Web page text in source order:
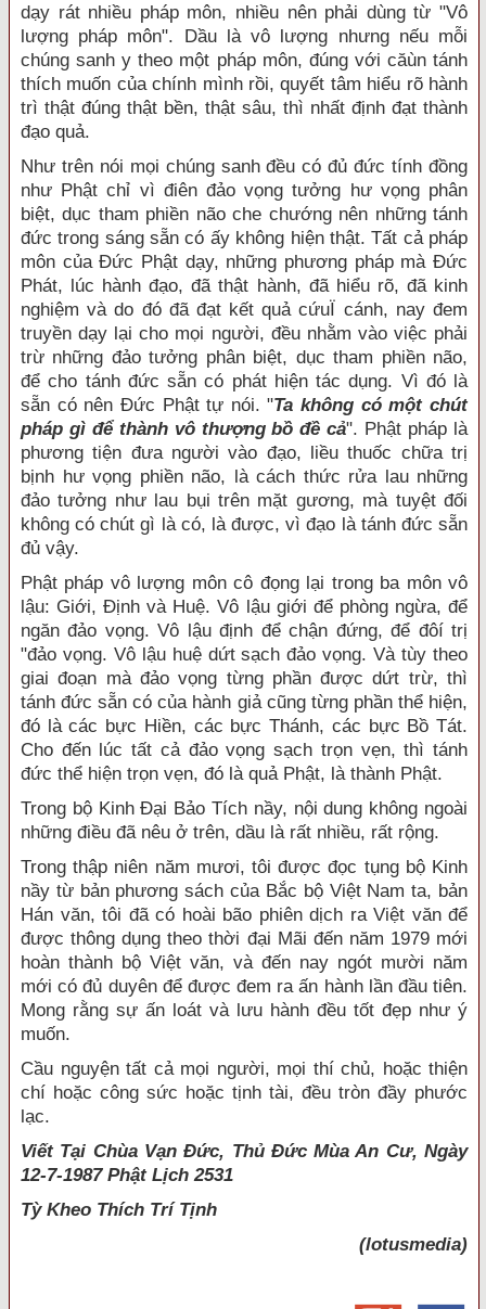
dạy rát nhiều pháp môn, nhiều nên phải dùng từ "Vô
lượng pháp môn". Dầu là vô lượng nhưng nếu mỗi
chúng sanh y theo một pháp môn, đúng với căùn tánh
thích muốn của chính mình rồi, quyết tâm hiểu rõ hành
trì thật đúng thật bền, thật sâu, thì nhất định đạt thành
đạo quả.
Như trên nói mọi chúng sanh đều có đủ đức tính đồng
như Phật chỉ vì điên đảo vọng tưởng hư vọng phân
biệt, dục tham phiền não che chướng nên những tánh
đức trong sáng sẵn có ấy không hiện thật. Tất cả pháp
môn của Đức Phật dạy, những phương pháp mà Đức
Phát, lúc hành đạo, đã thật hành, đã hiểu rõ, đã kinh
nghiệm và do đó đã đạt kết quả cứuÏ cánh, nay đem
truyền dạy lại cho mọi người, đều nhằm vào việc phải
trừ những đảo tưởng phân biệt, dục tham phiền não,
để cho tánh đức sẵn có phát hiện tác dụng. Vì đó là
sẵn có nên Đức Phật tự nói. "Ta không có một chút
pháp gì để thành vô thượng bồ đề cả". Phật pháp là
phương tiện đưa người vào đạo, liều thuốc chữa trị
bịnh hư vọng phiền não, là cách thức rửa lau những
đảo tưởng như lau bụi trên mặt gương, mà tuyệt đối
không có chút gì là có, là được, vì đạo là tánh đức sẵn
đủ vậy.
Phật pháp vô lượng môn cô đọng lại trong ba môn vô
lậu: Giới, Định và Huệ. Vô lậu giới để phòng ngừa, để
ngăn đảo vọng. Vô lậu định để chận đứng, để đôí trị
"đảo vọng. Vô lậu huệ dứt sạch đảo vọng. Và tùy theo
giai đoạn mà đảo vọng từng phần được dứt trừ, thì
tánh đức sẵn có của hành giả cũng từng phần thể hiện,
đó là các bực Hiền, các bực Thánh, các bực Bồ Tát.
Cho đến lúc tất cả đảo vọng sạch trọn vẹn, thì tánh
đức thể hiện trọn vẹn, đó là quả Phật, là thành Phật.
Trong bộ Kinh Đại Bảo Tích nầy, nội dung không ngoài
những điều đã nêu ở trên, dầu là rất nhiều, rất rộng.
Trong thập niên năm mươi, tôi được đọc tụng bộ Kinh
nầy từ bản phương sách của Bắc bộ Việt Nam ta, bản
Hán văn, tôi đã có hoài bão phiên dịch ra Việt văn để
được thông dụng theo thời đại Mãi đến năm 1979 mới
hoàn thành bộ Việt văn, và đến nay ngót mười năm
mới có đủ duyên để được đem ra ấn hành lần đầu tiên.
Mong rằng sự ấn loát và lưu hành đều tốt đẹp như ý
muốn.
Cầu nguyện tất cả mọi người, mọi thí chủ, hoặc thiện
chí hoặc công sức hoặc tịnh tài, đều tròn đầy phước
lạc.
Viết Tại Chùa Vạn Đức, Thủ Đức Mùa An Cư, Ngày
12-7-1987 Phật Lịch 2531
Tỳ Kheo Thích Trí Tịnh
(lotusmedia)